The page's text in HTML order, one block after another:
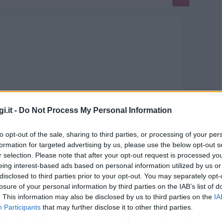
- Do Not Process My Personal Information
opt-out of the sale, sharing to third parties, or processing of your
for targeted advertising by us, please use the below opt-out
selection. Please note that after your opt-out request is processed
interest-based ads based on personal information utilized by us
to third parties prior to your opt-out. You may separately
of your personal information by third parties on the IAB’s list of
This information may also be disclosed by us to third parties on the
Participants that may further disclose it to other third parties.
Cuore di Badesi ci sarà una serata
dalla musica del Duo D.R.
nazionali?